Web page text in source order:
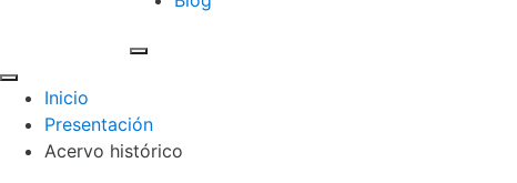
Inicio
Presentación
Acervo histórico